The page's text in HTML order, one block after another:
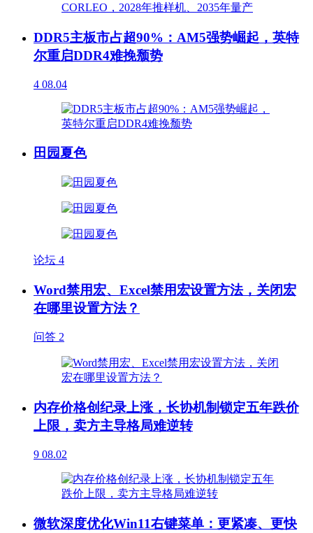
DDR5主板市占超90%：AM5强势崛起，英特
尔重启DDR4难挽颓势
4 08.04
田园夏色
论坛 4
Word禁用宏、Excel禁用宏设置方法，关闭宏
在哪里设置方法？
问答 2
内存价格创纪录上涨，长协机制锁定五年跌价
上限，卖方主导格局难逆转
9 08.02
微软深度优化Win11右键菜单：更紧凑、更快